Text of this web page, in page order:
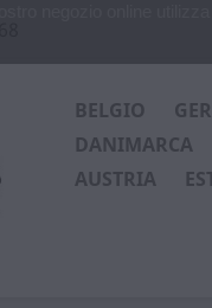
BELGIO
DANIMARCA
AUSTRIA